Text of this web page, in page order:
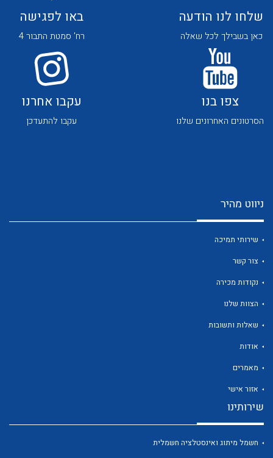
שלחו לנו הודעה
כאן בשבילך לכל שאלה
באו לפגישה
רח' סמטת התבור 4
צפו בנו
הסרטונים האחרונים שלנו
עקבו אחרנו
עקבו להתעדכן
ניווט מהיר
שירותי תמיכה
צור קשר
נקודות מכירה
הצוות שלנו
שאלות ותשובות
אודות
מאמרים
אזור אישי
שירותינו
חשמל מיתוג ואינסטלציה חשמלית